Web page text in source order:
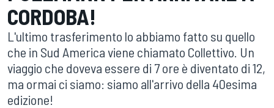
CORDOBA!
L'ultimo trasferimento lo abbiamo fatto su quello
che in Sud America viene chiamato Collettivo. Un
viaggio che doveva essere di 7 ore è diventato di 12,
ma ormai ci siamo: siamo all'arrivo della 40esima
edizione!